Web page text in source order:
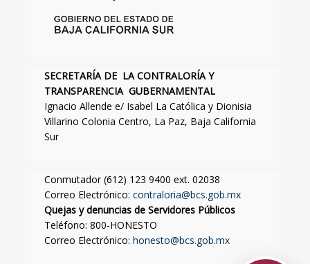
SECRETARÍA DE LA CONTRALORÍA Y
TRANSPARENCIA GUBERNAMENTAL
Ignacio Allende e/ Isabel La Católica y Dionisia
Villarino Colonia Centro, La Paz, Baja California
Sur
Conmutador (612) 123 9400 ext. 02038
Correo Electrónico: contraloria@bcs.gob.mx
Quejas y denuncias de Servidores Públicos
Teléfono: 800-HONESTO
Correo Electrónico: honesto@bcs.gob.mx